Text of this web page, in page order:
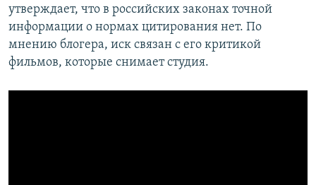
утверждает, что в российских законах точной
информации о нормах цитирования нет. По
мнению блогера, иск связан с его критикой
фильмов, которые снимает студия.